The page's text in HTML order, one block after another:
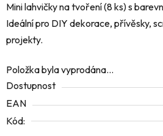
Mini lahvičky na tvoření (8 ks) s
Ideální pro DIY dekorace, přívěsky,
projekty.
Položka byla vyprodána…
Dostupnost
EAN
Kód: